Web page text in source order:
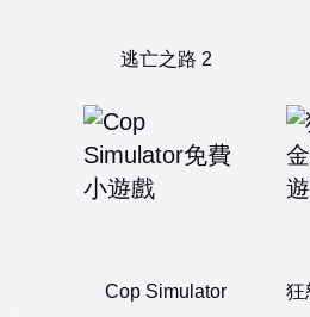
逃亡之路 2
Cop Simulator